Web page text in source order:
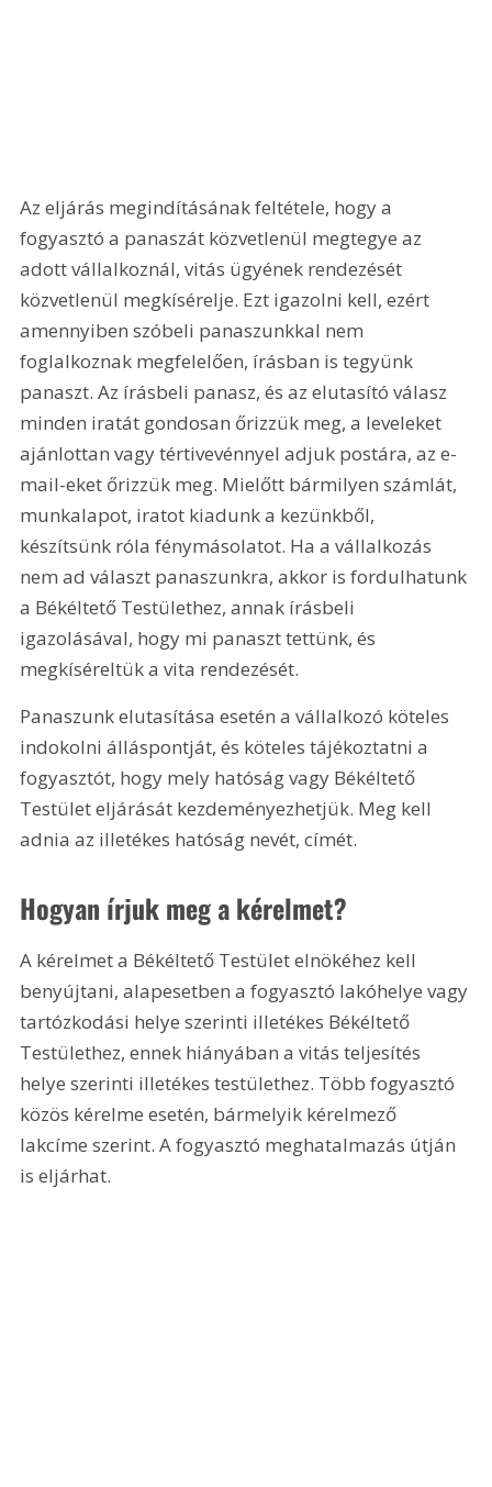
Az eljárás megindításának feltétele, hogy a
fogyasztó a panaszát közvetlenül megtegye az
adott vállalkoznál, vitás ügyének rendezését
közvetlenül megkísérelje. Ezt igazolni kell, ezért
amennyiben szóbeli panaszunkkal nem
foglalkoznak megfelelően, írásban is tegyünk
panaszt. Az írásbeli panasz, és az elutasító válasz
minden iratát gondosan őrizzük meg, a leveleket
ajánlottan vagy tértivevénnyel adjuk postára, az e-
mail-eket őrizzük meg. Mielőtt bármilyen számlát,
munkalapot, iratot kiadunk a kezünkből,
készítsünk róla fénymásolatot. Ha a vállalkozás
nem ad választ panaszunkra, akkor is fordulhatunk
a Békéltető Testülethez, annak írásbeli
igazolásával, hogy mi panaszt tettünk, és
megkíséreltük a vita rendezését.
Panaszunk elutasítása esetén a vállalkozó köteles
indokolni álláspontját, és köteles tájékoztatni a
fogyasztót, hogy mely hatóság vagy Békéltető
Testület eljárását kezdeményezhetjük. Meg kell
adnia az illetékes hatóság nevét, címét.
Hogyan írjuk meg a kérelmet?
A kérelmet a Békéltető Testület elnökéhez kell
benyújtani, alapesetben a fogyasztó lakóhelye vagy
tartózkodási helye szerinti illetékes Békéltető
Testülethez, ennek hiányában a vitás teljesítés
helye szerinti illetékes testülethez. Több fogyasztó
közös kérelme esetén, bármelyik kérelmező
lakcíme szerint. A fogyasztó meghatalmazás útján
is eljárhat.